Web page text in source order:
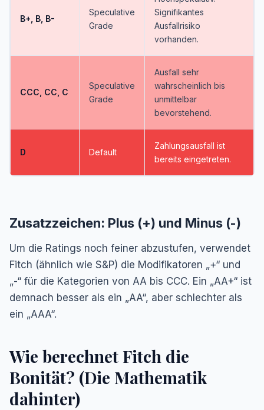
B+, B, B-
Speculative
Grade
Signifikantes
Ausfallrisiko
vorhanden.
CCC, CC, C
Speculative
Grade
Ausfall sehr
wahrscheinlich bis
unmittelbar
bevorstehend.
D Default
Zahlungsausfall ist
bereits eingetreten.
Zusatzzeichen: Plus (+) und Minus (-)
Um die Ratings noch feiner abzustufen, verwendet
Fitch (ähnlich wie S&P) die Modifikatoren „+“ und
„-“ für die Kategorien von AA bis CCC. Ein „AA+“ ist
demnach besser als ein „AA“, aber schlechter als
ein „AAA“.
Wie berechnet Fitch die
Bonität? (Die Mathematik
dahinter)